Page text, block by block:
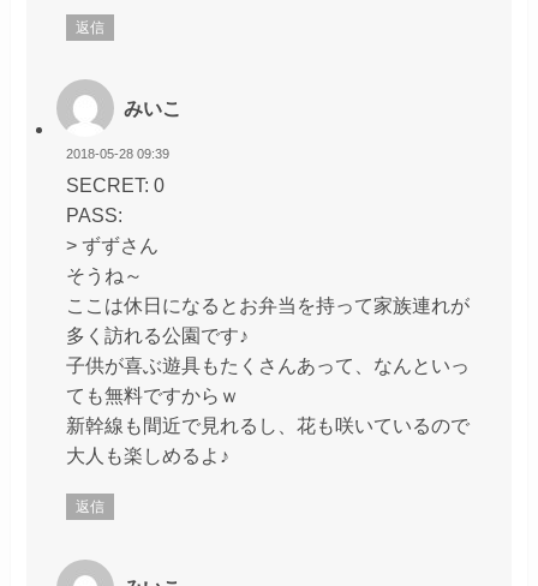
返信
みいこ
2018-05-28 09:39
SECRET: 0
PASS:
> ずずさん
そうね～
ここは休日になるとお弁当を持って家族連れが
多く訪れる公園です♪
子供が喜ぶ遊具もたくさんあって、なんといっ
ても無料ですからｗ
新幹線も間近で見れるし、花も咲いているので
大人も楽しめるよ♪
返信